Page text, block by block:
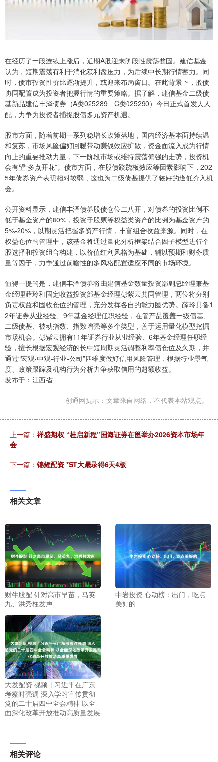
在经历了一段连续上涨后，近期A股迎来阶段性震荡整固。建信基金
认为，短期震荡有利于消化获利盘压力，为后续中长期行情蓄力。同
时，债市投资性价比逐渐提升，或迎来布局窗口。在此背景下，股债
协同配置成为投资者把握行情的重要策略。据了解，建信基金二级债
基新品建信丰泽债券（A类025289、C类025290）今日正式首发人人
配，力争为投资者捕捉股债多元资产机遇。
股市方面，随着前期一系列稳增长政策落地，国内经济基本面持续温
和复苏，市场风险偏好回暖带动赚钱效应扩散，资金面流入成为行情
向上的重要推动力量，下一阶段市场或维持震荡偏强的走势，投资机
会有望“多点开花”。债市方面，在股债跷跷板效应等因素影响下，202
5年债券资产表现相对较弱，这也为二级债基提供了较好的逢低介入机
会。
公开资料显示，建信丰泽债券股债仓位二八开，对债券的投资比例不
低于基金资产的80%，投资于股票等权益类资产的比例为基金资产的
5%-20%，以期灵活把握多资产行情，丰富组合收益来源。同时，在
权益仓位的管理中，该基金将通过量化分析框架结合因子模型进行个
股选择和投资组合构建，以价值红利风格为基础，辅以预期和财务质
量等因子，力争通过前瞻性的多风格配置适应不同的市场环境。
值得一提的是，建信丰泽债券将由建信基金数量投资部副总经理兼基
金经理薛玲和固定收益投资部基金经理彭紫云共同管理，两位将分别
负责权益和固收仓位的管理，充分发挥各自的能力圈优势。薛玲具备1
2年证券从业经验、9年基金经理任职经验，在管产品覆盖一级债基、
二级债基、被动指数、指数增强等多个类型，善于运用量化模型挖掘
市场机会。彭紫云拥有11年证券行业从业经验、6年基金经理任职经
验，擅长根据宏观经济的长中短周期灵活调整利率债仓位及久期，并
通过“宏观-中观-行业-公司”四维度做好信用风险管理，根据行业景气
度、政策跟踪及机构行为分析力争获取信用的超额收益。
发布于：江西省
创通网提示：文章来自网络，不代表本站观点。
上一篇： 祥盛期权 “桂启新程”国海证券在邕举办2026资本市场年
会
下一篇： 锦鲤配资 *ST大晟录得6天4板
相关文章
财牛股配 针对高市早苗，马英
九、洪秀柱发声
中岩投资 心动榜：出门，吃点
美好的
大发配资 视频丨习近平在广东
考察时强调 深入学习宣传贯彻
党的二十届四中全会精神 以全
面深化改革开放推动高质量发展
相关评论